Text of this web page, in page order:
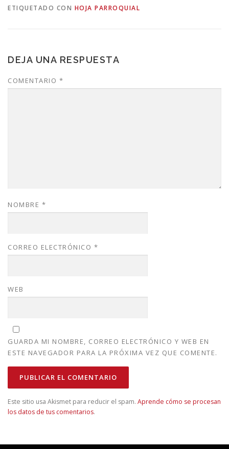
ETIQUETADO CON HOJA PARROQUIAL
DEJA UNA RESPUESTA
COMENTARIO *
NOMBRE *
CORREO ELECTRÓNICO *
WEB
GUARDA MI NOMBRE, CORREO ELECTRÓNICO Y WEB EN
ESTE NAVEGADOR PARA LA PRÓXIMA VEZ QUE COMENTE.
Este sitio usa Akismet para reducir el spam. Aprende cómo se procesan
los datos de tus comentarios.